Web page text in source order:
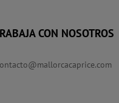
CON NOSOTROS